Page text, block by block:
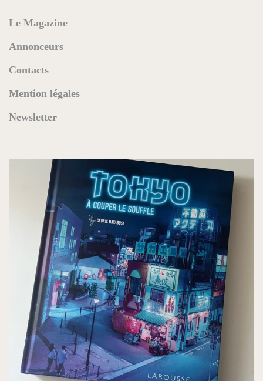
Le Magazine
Annonceurs
Contacts
Mention légales
Newsletter